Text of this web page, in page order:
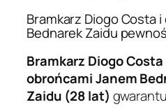
Bramkarz Diogo Costa
Bednarek Zaidu
Bramkarz Diogo
obrońcami Janem
Zaidu (28 lat)